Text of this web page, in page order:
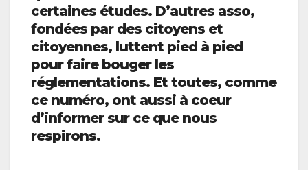
certaines études. D’autres asso,
fondées par des citoyens et
citoyennes, luttent pied à pied
pour faire bouger les
réglementations. Et toutes, comme
ce numéro, ont aussi à coeur
d’informer sur ce que nous
respirons.